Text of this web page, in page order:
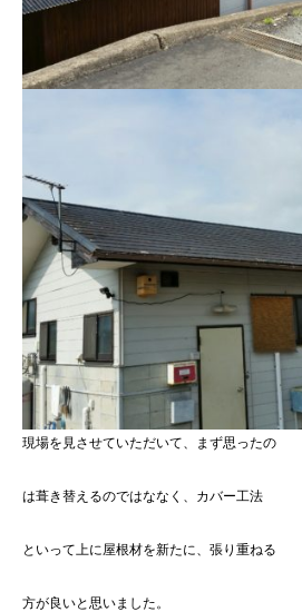
現場を見させていただいて、まず思ったの
は葺き替えるのではななく、カバー工法
といって上に屋根材を新たに、張り重ねる
方が良いと思いました。